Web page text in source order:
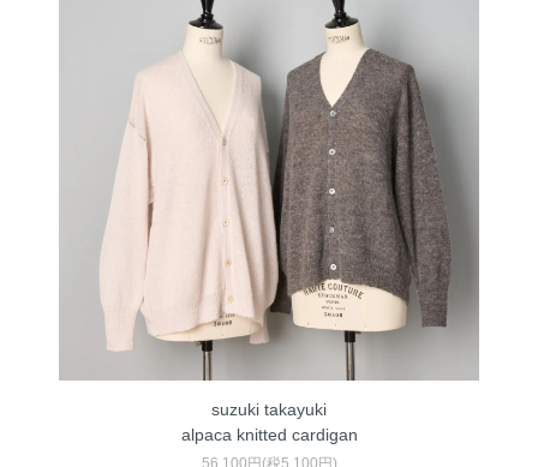
suzuki takayuki
alpaca knitted cardigan